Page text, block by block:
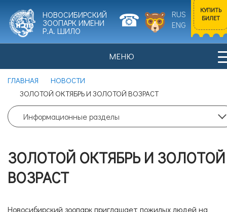
НОВОСИБИРСКИЙ
ЗООПАРК ИМЕНИ
Р.А. ШИЛО
RUS
ENG
КУПИТЬ
БИЛЕТ
Входной билет
Взрослый
0
Входной билет
Льготный
0
Цена билета: 350 рублей.
МЕНЮ
НОВОСТИ ПОСЕТИТЕЛЯМ
ИСТОРИЯ ЗООПАРКА
ГЛАВНАЯ
НОВОСТИ
ЗОЛОТОЙ ОКТЯБРЬ И ЗОЛОТОЙ ВОЗРАСТ
Информационные разделы
ЗОЛОТОЙ ОКТЯБРЬ И ЗОЛОТОЙ
ВОЗРАСТ
Новосибирский зоопарк приглашает пожилых людей на